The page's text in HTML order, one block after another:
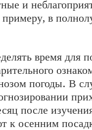
и
в
время для
погоды. В
после
к осенним